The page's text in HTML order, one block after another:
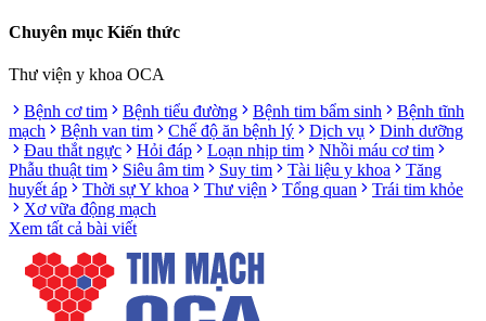
Chuyên mục Kiến thức
Thư viện y khoa OCA
Bệnh cơ tim
Bệnh tiểu đường Bệnh tim bẩm sinh
Bệnh tĩnh
mạch
Bệnh van tim Chế độ ăn bệnh lý Dịch vụ
Dinh dưỡng
Đau thắt ngực
Hỏi đáp Loạn nhịp tim
Nhồi máu cơ tim
Phẫu thuật tim
Siêu âm tim Suy tim Tài liệu y khoa
Tăng
huyết áp
Thời sự Y khoa Thư viện Tổng quan
Trái tim khỏe
Xơ vữa động mạch
Xem tất cả bài viết